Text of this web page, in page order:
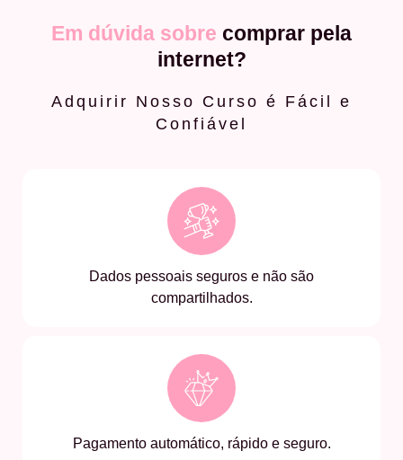
Em dúvida sobre comprar pela
internet?
Adquirir Nosso Curso é Fácil e
Confiável
Dados pessoais seguros e não são
compartilhados.
Pagamento automático, rápido e seguro.